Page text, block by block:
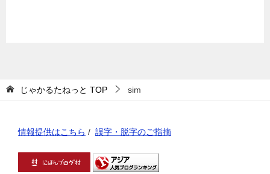
じゃかるたねっと TOP sim
情報提供はこちら / 誤字・脱字のご指摘